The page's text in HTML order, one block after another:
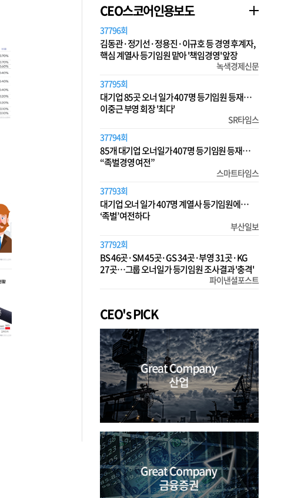
CEO스코어인용보도
37796회
김동관·정기선·정용진·이규호 등 경영 후계자,
핵심 계열사 등기임원 맡아 '책임경영' 앞장
녹색경제신문
37795회
대기업 85곳 오너 일가 407명 등기임원 등재…
이중근 부영 회장 '최다'
SR타임스
37794회
85개 대기업 오너일가 407명 등기임원 등재…
“족벌경영 여전”
스마트타임스
37793회
대기업 오너 일가 407명 계열사 등기임원에…
‘족벌’ 여전하다
부산일보
37792회
BS 46곳·SM 45곳·GS 34곳·부영 31곳·KG
27곳…그룹 오너일가 등기임원 조사결과 '충격'
파이낸셜포스트
CEO's PICK